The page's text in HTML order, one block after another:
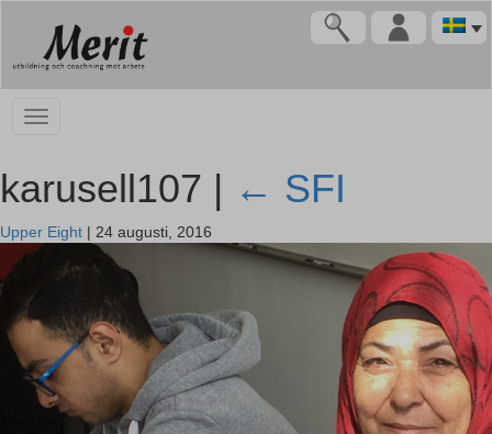
karusell107 | ← SFI
Upper Eight | 24 augusti, 2016